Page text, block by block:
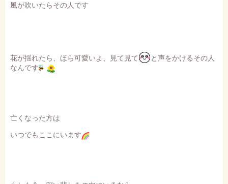
風が吹いたらその人です
花が揺れたら、ほら可愛いよ、見て見て
と声をかけるその人
なんです
亡くなった方は
いつでもここにいます